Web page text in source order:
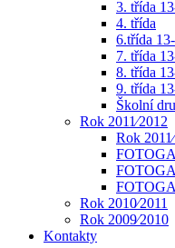
3. třída
4. třída
6.třída
7. třída
8. třída
9. třída
Školní
Rok 2011⁄2012
Rok
Rok 2010⁄2011
Rok 2009⁄2010
Kontakty